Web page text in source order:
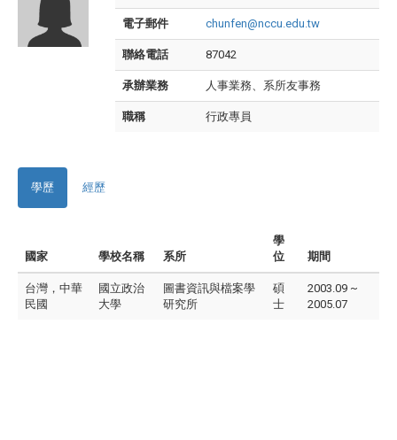
電子郵件 chunfen@nccu.edu.tw
聯絡電話 87042
承辦業務 人事業務、系所友事務
職稱 行政專員
學歷 經歷
國家 學校名稱 系所
學
位
期間
台灣，中華
民國
國立政治
大學
圖書資訊與檔案學
研究所
碩
士
2003.09 ~
2005.07